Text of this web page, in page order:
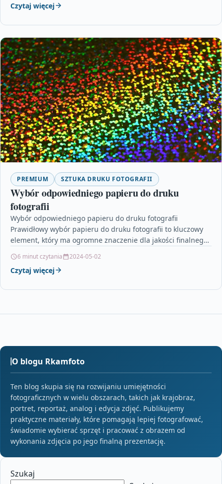
Czytaj więcej
PREMIUM SZTUKA DRUKU FOTOGRAFII
Wybór odpowiedniego papieru do druku
fotografii
Wybór odpowiedniego papieru do druku fotografii
Prawidłowy wybór papieru do druku fotografii to kluczowy
element, który ma ogromne znaczenie dla jakości finalnego
6 minut czytania 2024-05-02
Czytaj więcej
O blogu Rkamfoto
Ten blog skupia się na rozwijaniu umiejętności
fotograficznych w wielu obszarach, takich jak krajobraz,
portret, reportaż, analog i edycja zdjęć. Publikujemy
praktyczne materiały, które pomagają lepiej fotografować,
świadomie wybierać sprzęt i pracować z obrazem od
wykonania zdjęcia po jego finalną prezentację.
Szukaj